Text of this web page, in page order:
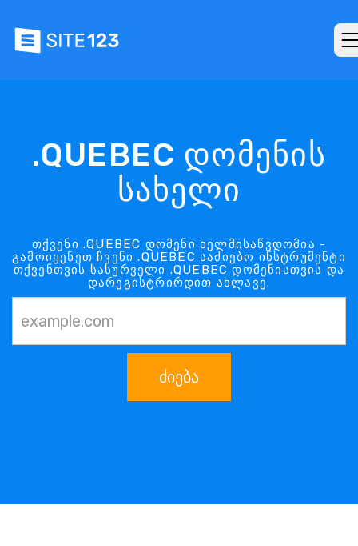
.QUEBEC დომენის
სახელი
თქვენი .QUEBEC დომენი ხელმისაწვდომია -
გამოიყენეთ ჩვენი .QUEBEC საძიებო ინსტრუმენტი
თქვენთვის სასურველი .QUEBEC დომენისთვის და
დარეგისტრირდით ახლავე.
ძიება